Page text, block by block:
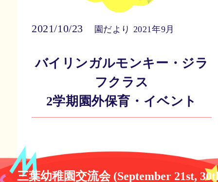
2021/10/23 園だより 2021年9月
バイリンガルモンキー・ジラ
フクラス
2学期園外保育・イベント
三葉幼稚園交流会 (September 21st,